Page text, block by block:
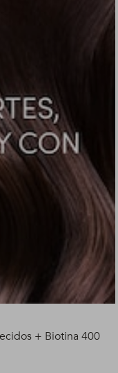
+ Biotina 400